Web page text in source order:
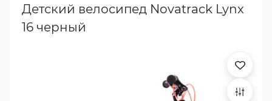
Детский велосипед Novatrack Lynx
16 черный